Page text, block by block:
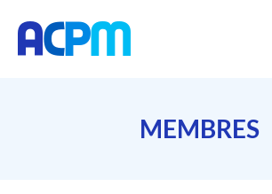
MEMBRES